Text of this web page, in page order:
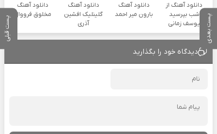
پست بعدی پست قبلی
دانلود آهنگ از
شب بپرسید
یوسف زمانی
دانلود آهنگ
بارون میر احمد
دانلود آهنگ
گلینلیک افشین
آذری
دانلود آهنگ
مخلوق فرووال
دیدگاه خود را بگذارید